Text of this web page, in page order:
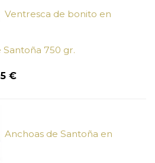
Ventresca de bonito en
Santoña 750 gr.
€El
Anchoas de Santoña en